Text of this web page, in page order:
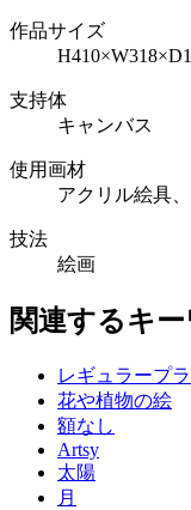
作品サイズ
支持体
キャンバス
使用画材
アクリル絵具
技法
絵画
関連するキ
レギュラープ
花や植物の絵
額なし
Artsy
太陽
月